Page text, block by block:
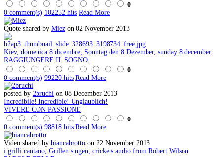
0
0 comment(s) 102252 hits Read More
Quote shared by Miez on 02 November 2013
Kiev, domenica 8 dicembre, Sonntag den 8 Dezember, sunday 8 december
RAGGIUNGERE IL SOGNO
0
0 comment(s) 99220 hits Read More
posted by 2bruchi on 08 December 2013
Incredibile! Incredible! Unglaublich!
VIVERE CON PASSIONE
0
0 comment(s) 98818 hits Read More
Video shared by biancabrotto on 22 November 2013
i grilli cantano, Grillen singen, crickets audio from Robert Wilson